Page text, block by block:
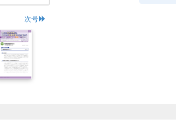
次号